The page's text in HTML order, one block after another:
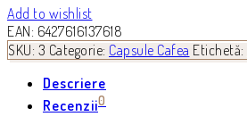
Add to wishlist
EAN: 6427616137618
SKU: 3 Categorie: Capsule Cafea Etichetă:
Descriere
Recenzii0